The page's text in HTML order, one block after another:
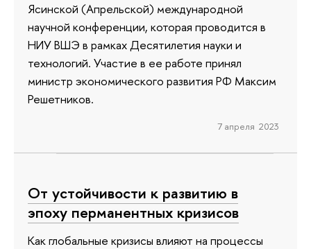
Ясинской (Апрельской) международной
научной конференции, которая проводится в
НИУ ВШЭ в рамках Десятилетия науки и
технологий. Участие в ее работе принял
министр экономического развития РФ Максим
Решетников.
7 апреля 2023
От устойчивости к развитию в
эпоху перманентных кризисов
Как глобальные кризисы влияют на процессы